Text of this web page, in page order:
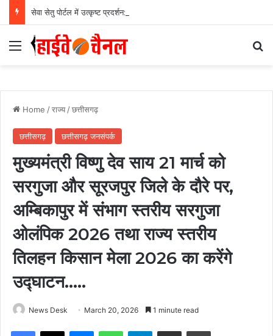
Menu
Home /राज्य /छत्तीसगढ़
छत्तीसगढ़ छत्तीसगढ़ जनसंपर्क
मुख्यमंत्री विष्णु देव साय 21 मार्च को
सरगुजा और सूरजपुर जिले के दौरे पर,
अम्बिकापुर में संभाग स्तरीय सरगुजा
ओलंपिक 2026 तथा राज्य स्तरीय
तिलहन किसान मेला 2026 का करेंगे
उद्घाटन…..
News Desk March 20, 2026 1 minute read
Facebook
X MessengerWhatsAppTelegramShare via Email Print